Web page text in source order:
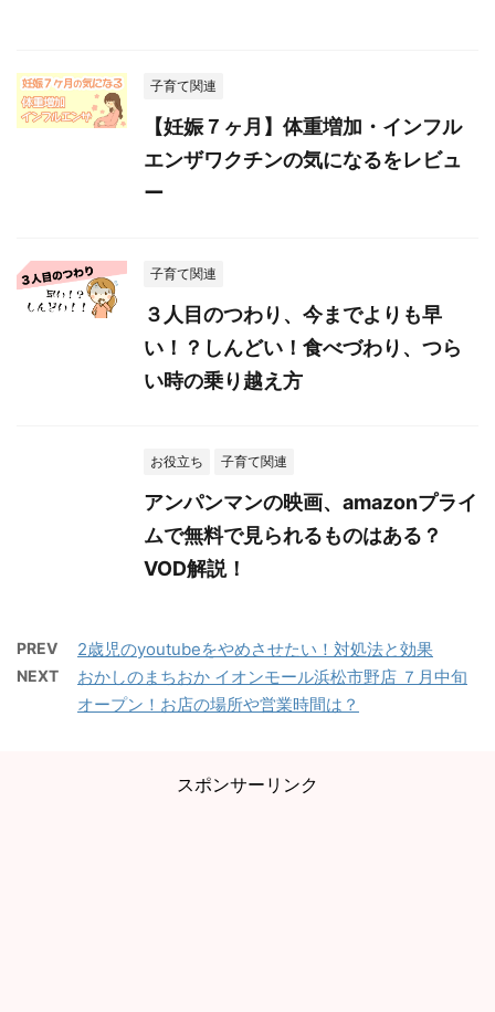
子育て関連
【妊娠７ヶ月】体重増加・インフル
エンザワクチンの気になるをレビュ
ー
子育て関連
３人目のつわり、今までよりも早
い！？しんどい！食べづわり、つら
い時の乗り越え方
お役立ち 子育て関連
アンパンマンの映画、amazonプライ
ムで無料で見られるものはある？
VOD解説！
PREV 2歳児のyoutubeをやめさせたい！対処法と効果
NEXT
おかしのまちおか イオンモール浜松市野店 ７月中旬
オープン！お店の場所や営業時間は？
スポンサーリンク